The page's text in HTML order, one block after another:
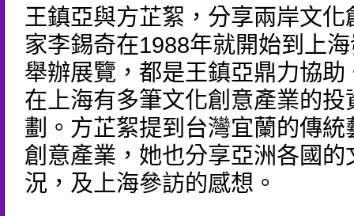
王鎮亞與方芷絮，分享兩岸文
家李錫奇在1988年就開始到上
舉辦展覽，都是王鎮亞鼎力協
在上海有多筆文化創意產業的
劃。方芷絮提到台灣宜蘭的傳
創意產業，她也分享亞洲各國
況，及上海參訪的感想。